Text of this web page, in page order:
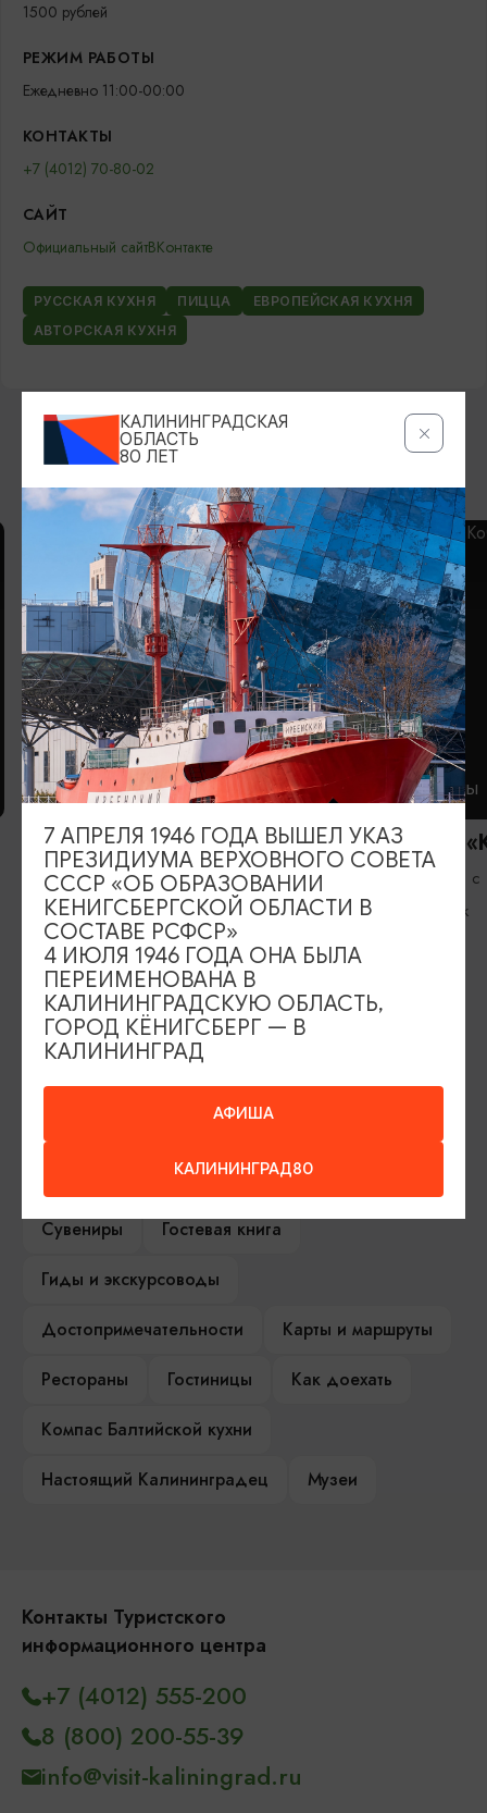
1500 рублей
РЕЖИМ РАБОТЫ
Ежедневно 11:00-00:00
КОНТАКТЫ
+7 (4012) 70-80-02
САЙТ
Официальный сайтВКонтакте
РУССКАЯ КУХНЯ ПИЦЦА
ЕВРОПЕЙСКАЯ КУХНЯ
АВТОРСКАЯ КУХНЯ
КАФЕ
Кафе «Чулан»
Вс-Пт: 11:00-21:00, Сб: 13:00-21:00
Правдинск
РЕСТОРАНЫ
Ресторан
Ежедневно
Черняховск
ИЩИТЕ ТАКЖЕ НА НАШЕМ САЙТЕ
Туры и экскурсии
Афиша мероприятий
Сувениры
Гостевая книга
Гиды и экскурсоводы
Достопримечательности
Карты и маршруты
Рестораны
Гостиницы
Как доехать
Компас Балтийской кухни
Настоящий Калининградец
Музеи
Контакты Туристского
информационного центра
+7 (4012) 555-200
8 (800) 200-55-39
info@visit-kaliningrad.ru
КАЛИНИНГРАДСКАЯ
ОБЛАСТЬ
80 ЛЕТ
АФИША
КАЛИНИНГРАД80
7 АПРЕЛЯ 1946 ГОДА ВЫШЕЛ УКАЗ
ПРЕЗИДИУМА ВЕРХОВНОГО СОВЕТА
СССР «ОБ ОБРАЗОВАНИИ
КЕНИГСБЕРГСКОЙ ОБЛАСТИ В
СОСТАВЕ РСФСР»
4 ИЮЛЯ 1946 ГОДА ОНА БЫЛА
ПЕРЕИМЕНОВАНА В
КАЛИНИНГРАДСКУЮ ОБЛАСТЬ,
ГОРОД КЁНИГСБЕРГ — В
КАЛИНИНГРАД